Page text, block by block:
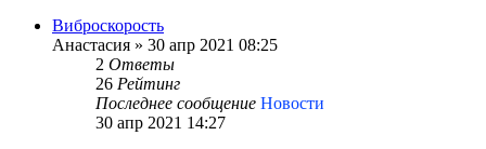
Виброскорость
Анастасия » 30 апр 2021 08:25
2 Ответы
26 Рейтинг
Последнее сообщение Новости
30 апр 2021 14:27